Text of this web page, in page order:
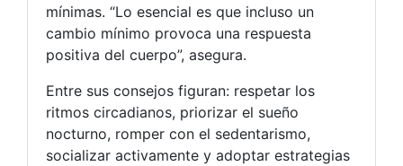
mínimas. “Lo esencial es que incluso un
cambio mínimo provoca una respuesta
positiva del cuerpo”, asegura.
Entre sus consejos figuran: respetar los
ritmos circadianos, priorizar el sueño
nocturno, romper con el sedentarismo,
socializar activamente y adoptar estrategias